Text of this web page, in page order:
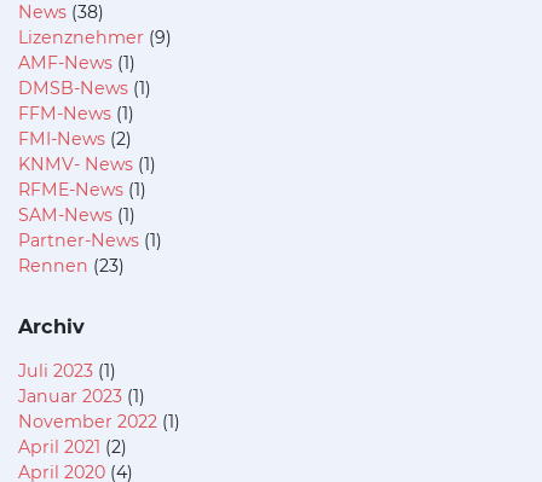
News (38)
Lizenznehmer (9)
AMF-News (1)
DMSB-News (1)
FFM-News (1)
FMI-News (2)
KNMV- News (1)
RFME-News (1)
SAM-News (1)
Partner-News (1)
Rennen (23)
Archiv
Juli 2023 (1)
Januar 2023 (1)
November 2022 (1)
April 2021 (2)
April 2020 (4)